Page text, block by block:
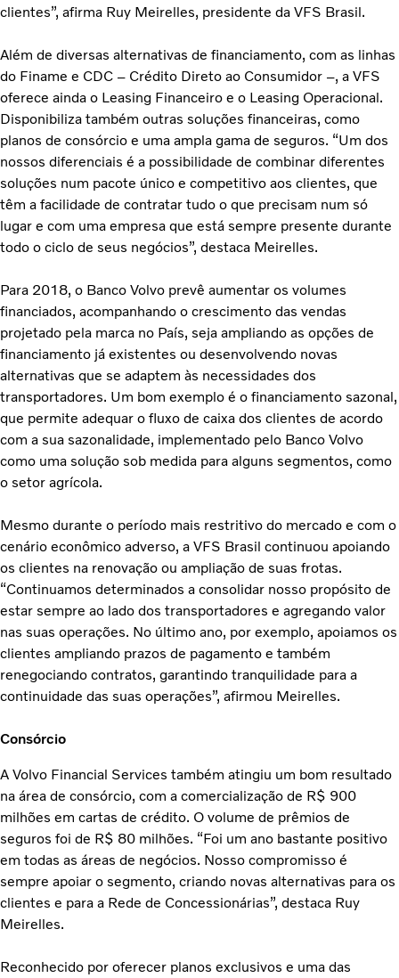
clientes”, afirma Ruy Meirelles, presidente da VFS Brasil.
Além de diversas alternativas de financiamento, com as linhas
do Finame e CDC – Crédito Direto ao Consumidor –, a VFS
oferece ainda o Leasing Financeiro e o Leasing Operacional.
Disponibiliza também outras soluções financeiras, como
planos de consórcio e uma ampla gama de seguros. “Um dos
nossos diferenciais é a possibilidade de combinar diferentes
soluções num pacote único e competitivo aos clientes, que
têm a facilidade de contratar tudo o que precisam num só
lugar e com uma empresa que está sempre presente durante
todo o ciclo de seus negócios”, destaca Meirelles.
Para 2018, o Banco Volvo prevê aumentar os volumes
financiados, acompanhando o crescimento das vendas
projetado pela marca no País, seja ampliando as opções de
financiamento já existentes ou desenvolvendo novas
alternativas que se adaptem às necessidades dos
transportadores. Um bom exemplo é o financiamento sazonal,
que permite adequar o fluxo de caixa dos clientes de acordo
com a sua sazonalidade, implementado pelo Banco Volvo
como uma solução sob medida para alguns segmentos, como
o setor agrícola.
Mesmo durante o período mais restritivo do mercado e com o
cenário econômico adverso, a VFS Brasil continuou apoiando
os clientes na renovação ou ampliação de suas frotas.
“Continuamos determinados a consolidar nosso propósito de
estar sempre ao lado dos transportadores e agregando valor
nas suas operações. No último ano, por exemplo, apoiamos os
clientes ampliando prazos de pagamento e também
renegociando contratos, garantindo tranquilidade para a
continuidade das suas operações”, afirmou Meirelles.
Consórcio
A Volvo Financial Services também atingiu um bom resultado
na área de consórcio, com a comercialização de R$ 900
milhões em cartas de crédito. O volume de prêmios de
seguros foi de R$ 80 milhões. “Foi um ano bastante positivo
em todas as áreas de negócios. Nosso compromisso é
sempre apoiar o segmento, criando novas alternativas para os
clientes e para a Rede de Concessionárias”, destaca Ruy
Meirelles.
Reconhecido por oferecer planos exclusivos e uma das